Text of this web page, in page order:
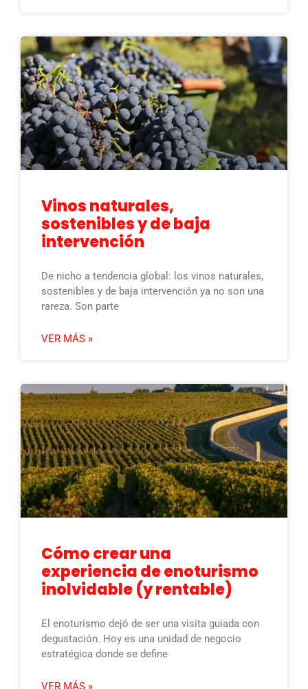
Vinos naturales,
sostenibles y de baja
intervención
De nicho a tendencia global: los vinos naturales,
sostenibles y de baja intervención ya no son una
rareza. Son parte
VER MÁS »
Cómo crear una
experiencia de enoturismo
inolvidable (y rentable)
El enoturismo dejó de ser una visita guiada con
degustación. Hoy es una unidad de negocio
estratégica donde se define
VER MÁS »